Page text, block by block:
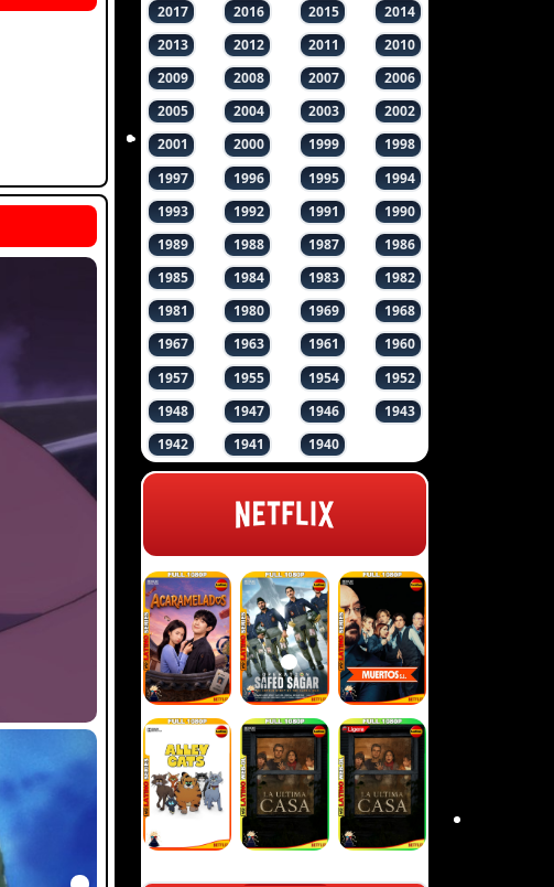
2017
2016 2015
2014
2013
2012 2011
2010
2009
2008 2007
2006
2005
2004 2003
2002
2001
2000 1999
1998
1997
1996 1995
1994
1993
1992 1991
1990
1989
1988 1987
1986
1985
1984 1983
1982
1981
1980 1969
1968
1967
1963 1961
1960
1957
1955 1954
1952
1948
1947 1946
1943
1942
1941 1940